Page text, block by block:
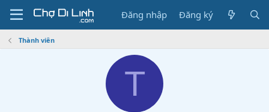
Đăng nhập Đăng ký
Thành viên
T